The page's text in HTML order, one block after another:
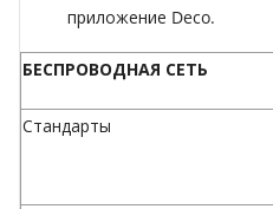
приложение Deco.
БЕСПРОВОДНАЯ СЕТЬ
Стандарты